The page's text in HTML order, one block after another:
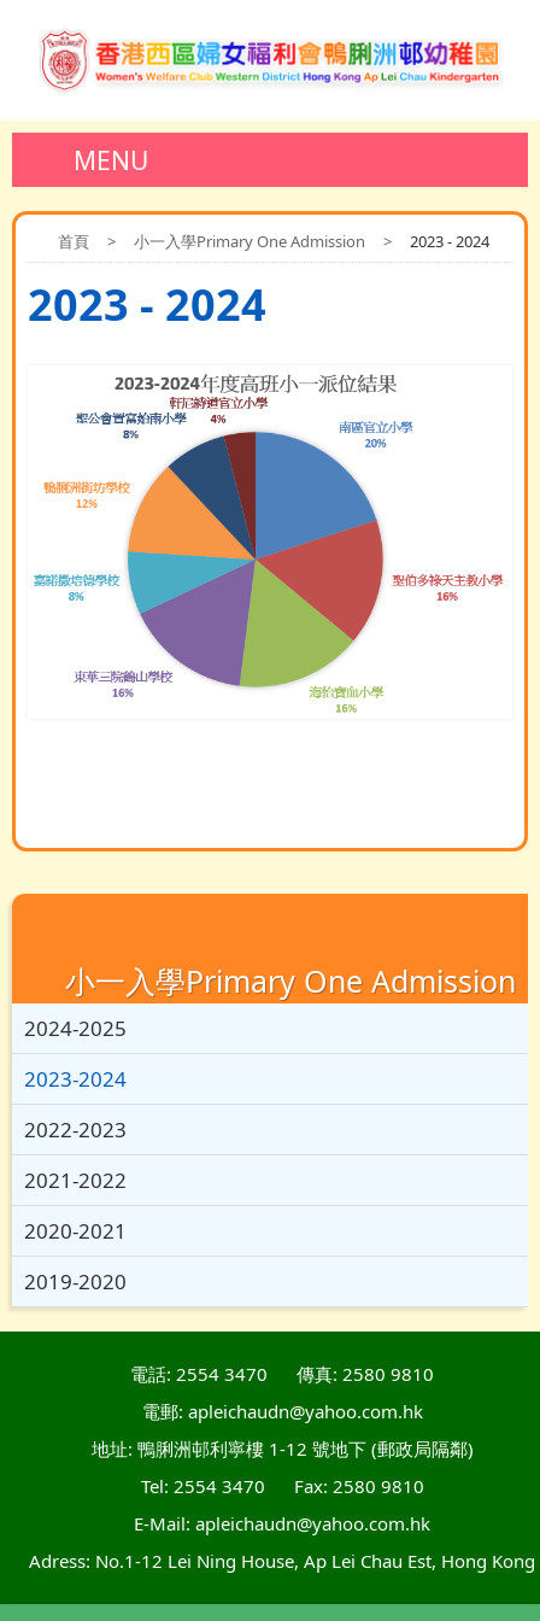
MENU
首頁 > 小一入學Primary One Admission > 2023 - 2024
2023 - 2024
小一入學Primary One Admission
2024-2025
2023-2024
2022-2023
2021-2022
2020-2021
2019-2020
電話: 2554 3470
傳真: 2580 9810
電郵: apleichaudn@yahoo.com.hk
地址: 鴨脷洲邨利寧樓 1-12 號地下 (郵政局隔鄰)
Tel: 2554 3470
Fax: 2580 9810
E-Mail: apleichaudn@yahoo.com.hk
Adress: No.1-12 Lei Ning House, Ap Lei Chau Est, Hong Kong